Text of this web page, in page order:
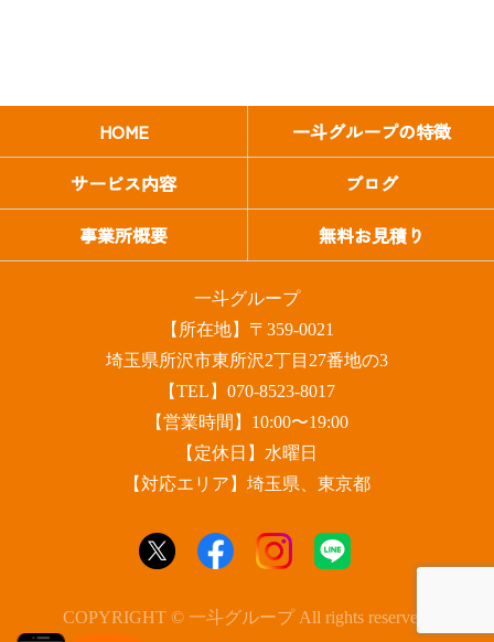
HOME
一斗グループの特徴
サービス内容
ブログ
事業所概要
無料お見積り
一斗グループ
【所在地】〒359-0021
埼玉県所沢市東所沢2丁目27番地の3
【TEL】070-8523-8017
【営業時間】10:00〜19:00
【定休日】水曜日
【対応エリア】埼玉県、東京都
COPYRIGHT © 一斗グループ All rights reserved.